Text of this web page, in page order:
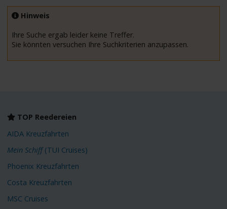
Hinweis
Ihre Suche ergab leider keine Treffer.
Sie könnten versuchen Ihre Suchkriterien anzupassen.
TOP Reedereien
AIDA Kreuzfahrten
Mein Schiff(TUI Cruises)
Phoenix Kreuzfahrten
Costa Kreuzfahrten
MSC Cruises